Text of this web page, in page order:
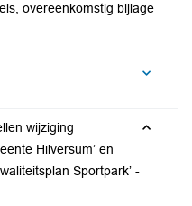
overeenkomstig bijlage
wijziging
Hilversum’ en
Sportpark’ -